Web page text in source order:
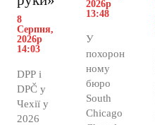
8
Серпня,
2026р
14:03
DPP і
DPČ у
Чехії у
2026
2026р
13:48
У
похорон
ному
бюро
South
Chicago